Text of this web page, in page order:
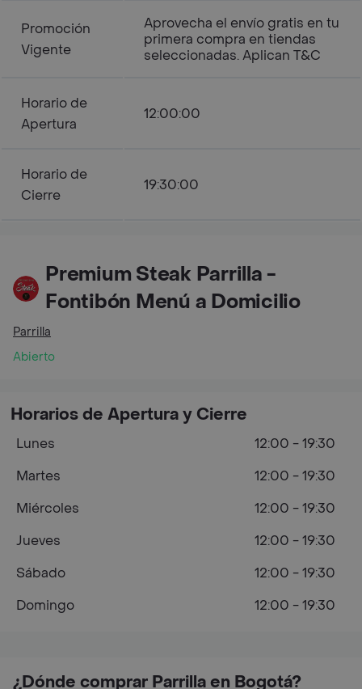
Promoción
Vigente
Aprovecha el envío gratis en tu
primera compra en tiendas
seleccionadas. Aplican T&C
Horario de
Apertura
12:00:00
Horario de
Cierre
19:30:00
Premium Steak Parrilla -
Fontibón Menú a Domicilio
Parrilla
Abierto
¿Dónde comprar Parrilla en Bogotá?
Horarios de Apertura y Cierre
Lunes
12:00 - 19:30
Martes
12:00 - 19:30
Miércoles
12:00 - 19:30
Jueves
12:00 - 19:30
Sábado
12:00 - 19:30
Domingo
12:00 - 19:30